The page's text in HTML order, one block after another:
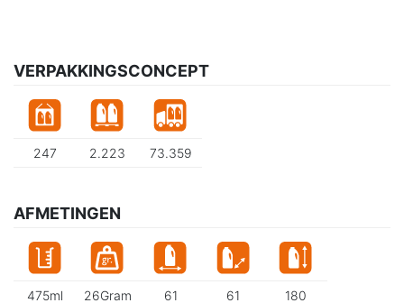
VERPAKKINGSCONCEPT
247 2.223 73.359
AFMETINGEN
475ml 26Gram 61 61 180